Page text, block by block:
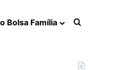
Bolsa Família Procurar por